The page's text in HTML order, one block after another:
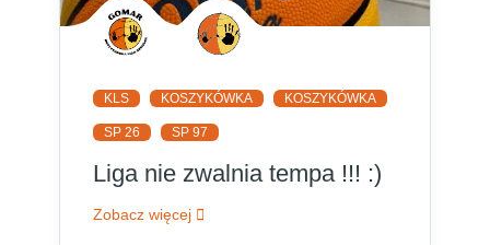
KLS KOSZYKÓWKA KOSZYKÓWKA
SP 26 SP 97
Liga nie zwalnia tempa !!! :)
Zobacz więcej